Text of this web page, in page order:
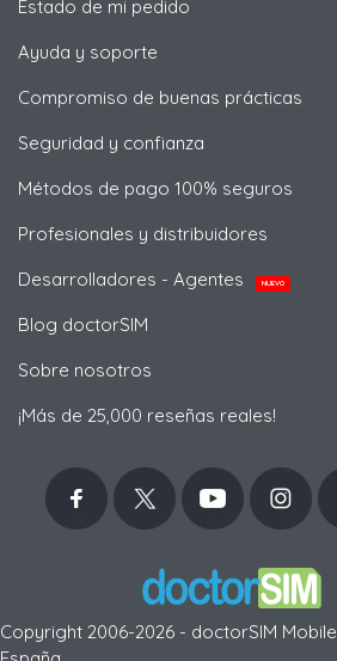
Estado de mi pedido
Ayuda y soporte
Compromiso de buenas prácticas
Seguridad y confianza
Métodos de pago 100% seguros
Profesionales y distribuidores
Desarrolladores - Agentes
NUEVO
Blog doctorSIM
Sobre nosotros
¡Más de 25,000 reseñas reales!
Copyright 2006-2026 - doctorSIM